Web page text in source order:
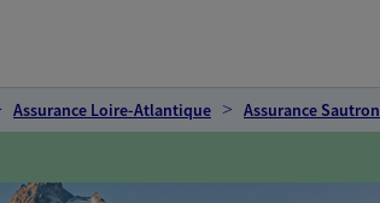
Assurance Loire-Atlantique Assurance Sautron